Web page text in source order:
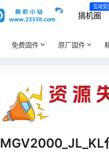
搞机圈
互动交
免费固件 原厂固件
MGV2000_JL_KL